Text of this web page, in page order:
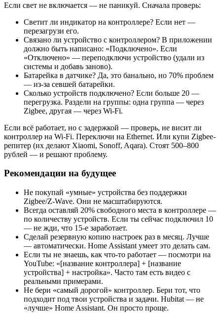
Если свет не включается — не паникуй. Сначала проверь:
Светит ли индикатор на контроллере? Если нет —
перезагрузи его.
Связано ли устройство с контроллером? В приложении
должно быть написано: «Подключено». Если
«Отключено» — переподключи устройство (удали из
системы и добавь заново).
Батарейка в датчике? Да, это банально, но 70% проблем
— из-за севшей батарейки.
Сколько устройств подключено? Если больше 20 —
перегрузка. Раздели на группы: одна группа — через
Zigbee, другая — через Wi-Fi.
Если всё работает, но с задержкой — проверь, не висит ли
контроллер на Wi-Fi. Переключи на Ethernet. Или купи Zigbee-
репитер (их делают Xiaomi, Sonoff, Aqara). Стоят 500–800
рублей — и решают проблему.
Рекомендации на будущее
Не покупай «умные» устройства без поддержки
Zigbee/Z-Wave. Они не масштабируются.
Всегда оставляй 20% свободного места в контроллере —
по количеству устройств. Если ты сейчас подключил 10
— не жди, что 15-е заработает.
Сделай резервную копию настроек раз в месяц. Лучше
— автоматически. Home Assistant умеет это делать сам.
Если ты не знаешь, как что-то работает — посмотри на
YouTube: «[название контроллера] + [название
устройства] + настройка». Часто там есть видео с
реальными примерами.
Не бери «самый дорогой» контроллер. Бери тот, что
подходит под твои устройства и задачи. Hubitat — не
«лучше» Home Assistant. Он просто проще.